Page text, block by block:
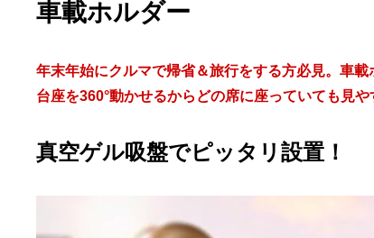
車載ホルダー
年末年始にクルマで帰省＆旅行をする方必見。車
台座を360°動かせるからどの席に座っていても見や
真空ゲル吸盤でピッタリ設置！